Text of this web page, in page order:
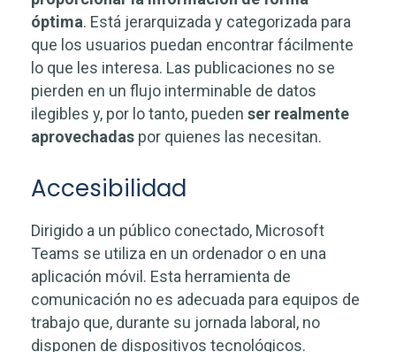
óptima. Está jerarquizada y categorizada para
que los usuarios puedan encontrar fácilmente
lo que les interesa. Las publicaciones no se
pierden en un flujo interminable de datos
ilegibles y, por lo tanto, pueden ser realmente
aprovechadas por quienes las necesitan.
Accesibilidad
Dirigido a un público conectado, Microsoft
Teams se utiliza en un ordenador o en una
aplicación móvil. Esta herramienta de
comunicación no es adecuada para equipos de
trabajo que, durante su jornada laboral, no
disponen de dispositivos tecnológicos.